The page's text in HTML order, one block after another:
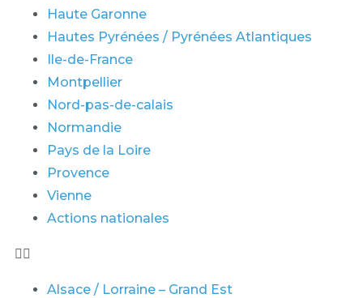
Haute Garonne
Hautes Pyrénées / Pyrénées Atlantiques
Ile-de-France
Montpellier
Nord-pas-de-calais
Normandie
Pays de la Loire
Provence
Vienne
Actions nationales
Alsace / Lorraine – Grand Est